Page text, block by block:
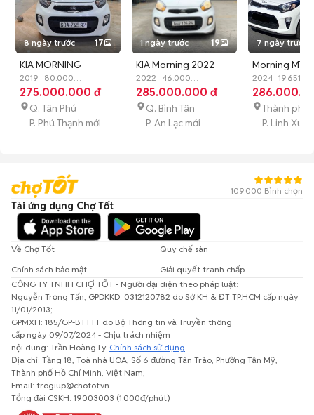
8 ngày trước 17
KIA MORNING
DELUXE 2019 TỰ
ĐỘNG, MÁY SỐ
KHÔNG LỖI
2019
80.000
km Xăng Tự động
275.000.000 đ
Q. Tân Phú
P. Phú Thạnh mới
1 ngày trước 19
KIA Morning 2022
1.25 Tự động ,BẢO
HÀNH 1 NĂM
2022
46.000
km Xăng Tự động
285.000.000 đ
Q. Bình Tân
P. An Lạc mới
7 ngày trước
Morning MT
đầy đủ đồ
kinh doanh
2024 19.651
km Xăng Số
Thành phố
P. Linh
109.000 Bình chọn
Tải ứng dụng Chợ Tốt
Về Chợ Tốt
Quy chế sàn
Chính sách bảo mật
Giải quyết tranh chấp
CÔNG TY TNHH CHỢ TỐT - Người đại diện theo pháp luật:
Nguyễn Trọng Tấn; GPDKKD: 0312120782 do Sở KH & ĐT TP.HCM cấp ngày
11/01/2013;
GPMXH: 185/GP-BTTTT do Bộ Thông tin và Truyền thông
cấp ngày 09/07/2024 - Chịu trách nhiệm
nội dung: Trần Hoàng Ly. Chính sách sử dụng
Địa chỉ: Tầng 18, Toà nhà UOA, Số 6 đường Tân Trào, Phường Tân Mỹ,
Thành phố Hồ Chí Minh, Việt Nam;
Email: trogiup@chotot.vn -
Tổng đài CSKH: 19003003 (1.000đ/phút)